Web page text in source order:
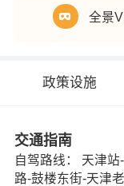
全景
政策设施
交通指南
自驾路线： 天津
路-鼓楼东街-天津